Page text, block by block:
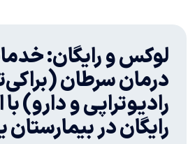
لوکس و رایگان:
درمان سرطان
رادیوتراپی و دارو)
رایگان در بیمارستان